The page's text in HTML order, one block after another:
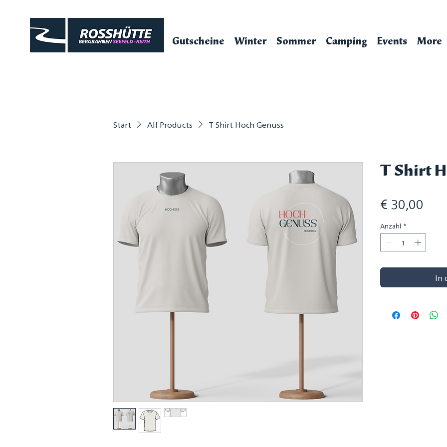
Gutscheine Winter Sommer Camping Events More
Start All Products T Shirt Hoch Genuss
T Shirt
€ 30,00
Anzahl *
In